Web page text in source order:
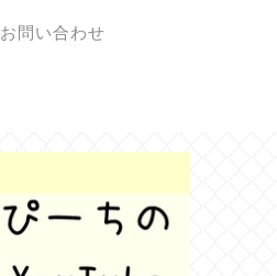
お問い合わせ